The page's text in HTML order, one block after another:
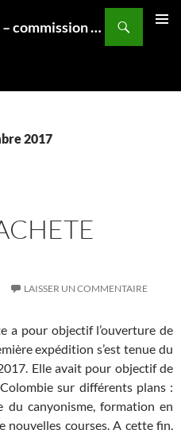
Blog de la CREI – commission relations et expéditions internationales – Fédération Française de Spéléo
2017
LAISSER UN COMMENTAIRE
a pour objectif l’ouverture de
expédition s’est tenue du
Elle avait pour objectif de
sur différents plans :
du canyonisme, formation en
nouvelles courses. A cette fin,